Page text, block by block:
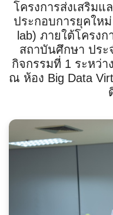
โครงการส่งเสริม
ประกอบการยุคให
lab) ภายใต้โครง
สถาบันศึกษา ปร
กิจกรรมที่ 1 ระหว่า
ณ ห้อง Big Data